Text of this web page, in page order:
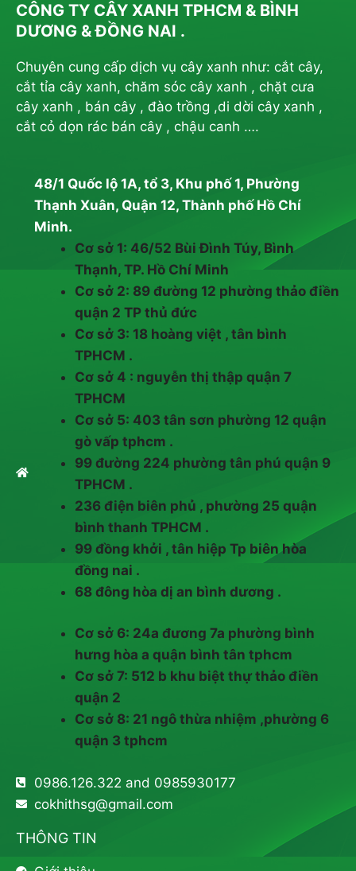
CÔNG TY CÂY XANH TPHCM & BÌNH
DƯƠNG & ĐỒNG NAI .
Chuyên cung cấp dịch vụ cây xanh như: cắt cây,
cắt tỉa cây xanh, chăm sóc cây xanh , chặt cưa
cây xanh , bán cây , đào trồng ,di dời cây xanh ,
cắt cỏ dọn rác bán cây , chậu canh ….
48/1 Quốc lộ 1A, tổ 3, Khu phố 1, Phường
Thạnh Xuân, Quận 12, Thành phố Hồ Chí
Minh.
Cơ sở 1: 46/52 Bùi Đình Túy, Bình
Thạnh, TP. Hồ Chí Minh
Cơ sở 2: 89 đường 12 phường thảo điền
quận 2 TP thủ đức
Cơ sở 3: 18 hoàng việt , tân bình
TPHCM .
Cơ sở 4 : nguyễn thị thập quận 7
TPHCM
Cơ sở 5: 403 tân sơn phường 12 quận
gò vấp tphcm .
99 đường 224 phường tân phú quận 9
TPHCM .
236 điện biên phủ , phường 25 quận
bình thanh TPHCM .
99 đồng khởi , tân hiệp Tp biên hòa
đồng nai .
68 đông hòa dị an bình dương .
Cơ sở 6: 24a đương 7a phường bình
hưng hòa a quận bình tân tphcm
Cơ sở 7: 512 b khu biệt thự thảo điền
quận 2
Cơ sở 8: 21 ngô thừa nhiệm ,phường 6
quận 3 tphcm
0986.126.322 and 0985930177
cokhithsg@gmail.com
THÔNG TIN